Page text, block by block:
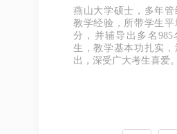
燕山大学硕士，多年管
教学经验，所带学生平
分，并辅导出多名985
生，教学基本功扎实，
出，深受广大考生喜爱